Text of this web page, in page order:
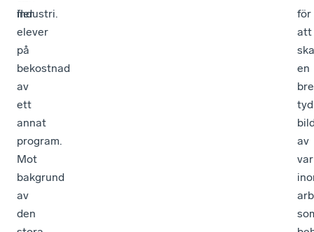
fler
elever
på
bekostnad
av
ett
annat
program.
Mot
bakgrund
av
den
industri.
för
att
en
av
var